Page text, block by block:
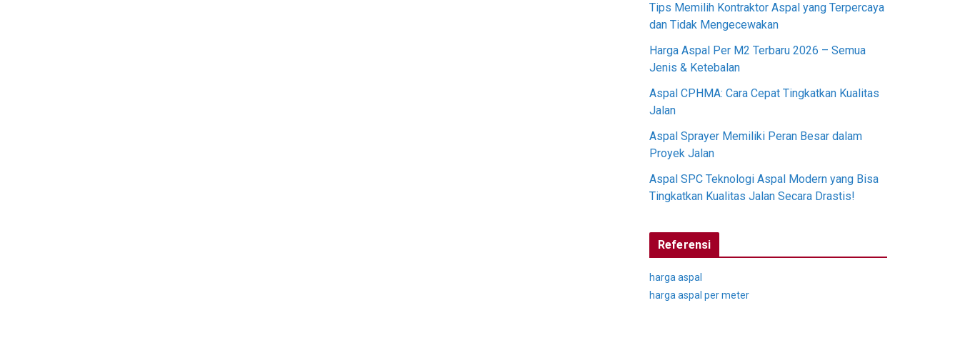
Tips Memilih Kontraktor Aspal yang Terpercaya
dan Tidak Mengecewakan
Harga Aspal Per M2 Terbaru 2026 – Semua
Jenis & Ketebalan
Aspal CPHMA: Cara Cepat Tingkatkan Kualitas
Jalan
Aspal Sprayer Memiliki Peran Besar dalam
Proyek Jalan
Aspal SPC Teknologi Aspal Modern yang Bisa
Tingkatkan Kualitas Jalan Secara Drastis!
Referensi
harga aspal
harga aspal per meter